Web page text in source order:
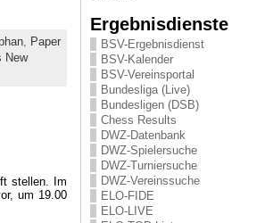
,
Paper
New
stellen. Im
um 19.00
Ergebnisdienste
BSV-Ergebnisdienst
BSV-Kalender
BSV-Vereinsportal
Bundesliga (Live)
Bundesligen (DSB)
Chess Results
DWZ-Datenbank
DWZ-Spielersuche
DWZ-Turniersuche
DWZ-Vereinssuche
ELO-FIDE
ELO-LIVE